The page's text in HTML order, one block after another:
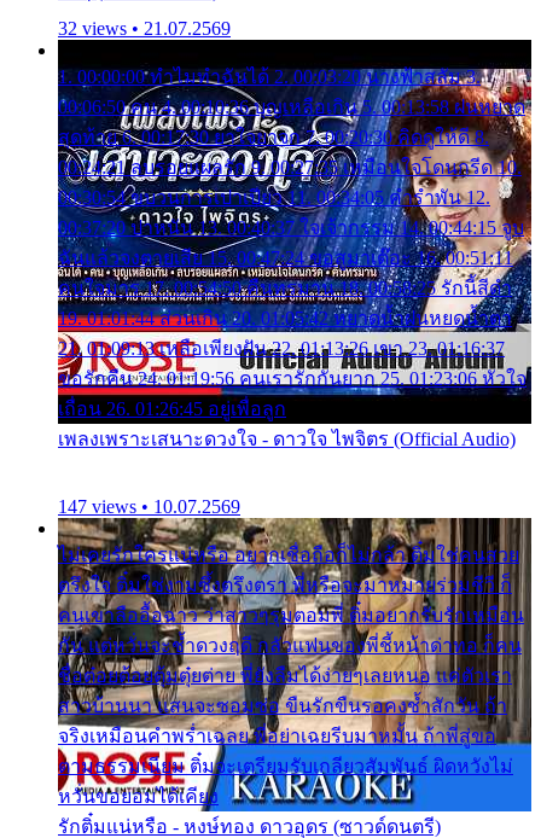
32 views • 21.07.2569
1. 00:00:00 ทำไมทำฉันได้ 2. 00:03:20 นางฟ้าสลัม 3.
00:06:50 คน 4. 00:10:36 บุญเหลือเกิน 5. 00:13:58 ฝนหยาด
สุดท้าย 6. 00:17:30 ยาใจยาจก 7. 00:20:30 คิดดูให้ดี 8.
00:24:21 ลบรอยแผลรัก 9. 00:27:35 เหมือนใจโดนกรีด 10.
00:30:54 ขบวนการเปาเปียว 11. 00:34:05 คำรำพัน 12.
00:37:20 ปาหนัน 13. 00:40:37 ใจเจ้ากรรม 14. 00:44:15 จูบ
ฉันแล้วจงตายเสีย 15. 00:47:24 ขอสูมาเต๊อะ 16. 00:51:11
คนใจมาร 17. 00:54:50 คืนทรมาน 18. 00:58:25 รักนี้สีดำ
19. 01:01:44 ส่วนเกิน 20. 01:05:42 หยาดน้ำฝนหยดน้ำตา
21. 01:09:13 เหลือเพียงฝัน 22. 01:13:26 เขา 23. 01:16:37
ขอรักคืน 24. 01:19:56 คนเรารักกันยาก 25. 01:23:06 หัวใจ
เถื่อน 26. 01:26:45 อยู่เพื่อลูก
เพลงเพราะเสนาะดวงใจ - ดาวใจ ไพจิตร (Official Audio)
147 views • 10.07.2569
ไม่เคยรักใครแน่หรือ อยากเชื่อถือก็ไม่กล้า ติ๋มใช่คนสวย
ตรึงใจ ติ๋มใช่งามซึ้งตรึงตรา พี่หรือจะมาหมายร่วมชีวี ก็
คนเขาลืออื้อฉาว ว่าสาวๆรุมตอมพี่ ติ๋มอยากรับรักเหมือน
กัน แต่หวั่นจะช้ำดวงฤดี กลัวแฟนของพี่ชี้หน้าด่าทอ ก็คน
ชื่อต๋อยต้อยตุ้มตุ๋ยต่าย พี่ยังลืมได้ง่ายๆเลยหนอ แค่ตัวเรา
สาวบ้านนา แสนจะซอมซ่อ ขืนรักขืนรอคงช้ำสักวัน ถ้า
จริงเหมือนคำพร่ำเฉลย พี่อย่าเฉยรีบมาหมั้น ถ้าพี่สู่ขอ
ตามธรรมเนียม ติ๋มจะเตรียมรับเกลียวสัมพันธ์ ผิดหวังไม่
หวั่นขอยอมได้เคียง
รักติ๋มแน่หรือ - หงษ์ทอง ดาวอุดร (ซาวด์ดนตรี)